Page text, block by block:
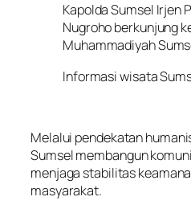
Kapolda Sumsel Irjen
Nugroho berkunjung
Muhammadiyah
Informasi wisata
Melalui pendekatan
Sumsel membangun
menjaga stabilitas
masyarakat.